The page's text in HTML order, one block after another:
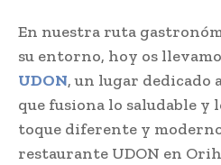
En nuestra ruta
su entorno, hoy os
UDON, un lugar dedicado
que fusiona lo saludable y
toque diferente y
restaurante UDON en